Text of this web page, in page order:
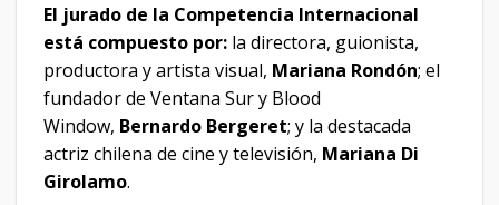
El jurado de la Competencia Internacional
está compuesto por: la directora, guionista,
productora y artista visual, Mariana Rondón; el
fundador de Ventana Sur y Blood
Window, Bernardo Bergeret; y la destacada
actriz chilena de cine y televisión, Mariana Di
Girolamo.